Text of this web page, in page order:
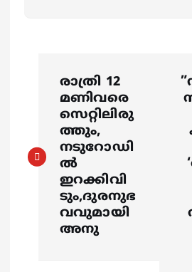
s
t
രാത്രി 12
മണിവരെ
സെറ്റിലിരു
ത്തും,
നടുറോഡി
ൽ
ഇറക്കിവി
ടും,ദുരനുഭ
വവുമായി
അനു